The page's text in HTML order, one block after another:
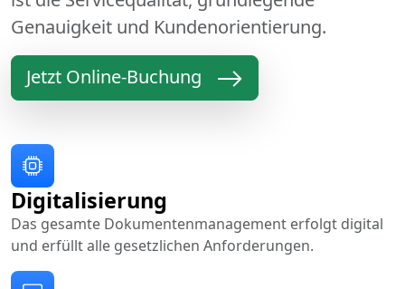
Genauigkeit und Kundenorientierung.
Jetzt Online-Buchung
Digitalisierung
Das gesamte Dokumentenmanagement erfolgt digital
und erfüllt alle gesetzlichen Anforderungen.